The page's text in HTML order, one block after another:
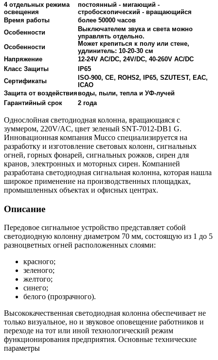
4 отдельных режима
освещения
постоянный - мигающий -
стробоскопический - вращающийся
Время работы
более 50000 часов
Особенности
Выключателем звука и света можно
управлять отдельно.
Особенности
Может крепиться к полу или стене,
удлинитель: 10-20-30 см
Напряжение
12-24V AC/DC, 24V/DC, 40-260V AC/DC
Класс Защиты
IP65
Сертификаты
ISO-900, CE, ROHS2, IP65, SZUTEST, EAC,
ICAO
Защита от воздействияводы, пыли, тепла и УФ-лучей
Гарантийный срок
2 года
Однослойная светодиодная колонна, вращающаяся с
зуммером, 220V/AC, цвет зеленый SNT-7012-DB1 G.
Инновационная компания Mucco специализируется на
разработку и изготовление световых колонн, сигнальных
огней, горных фонарей, сигнальных рожков, сирен для
кранов, электронных и моторных сирен. Компанией
разработана светодиодная сигнальная колонна, которая нашла
широкое применение на производственных площадках,
промышленных объектах и офисных центрах.
Описание
Передовое сигнальное устройство представляет собой
светодиодную колонну диаметром 70 мм, состоящую из 1 до 5
разноцветных огней расположенных слоями:
красного;
зеленого;
желтого;
синего;
белого (прозрачного).
Высококачественная светодиодная колонна обеспечивает не
только визуальное, но и звуковое оповещение работников и
переходе на тот или иной технологический режим
функционирования предприятия. Основные технические
параметры